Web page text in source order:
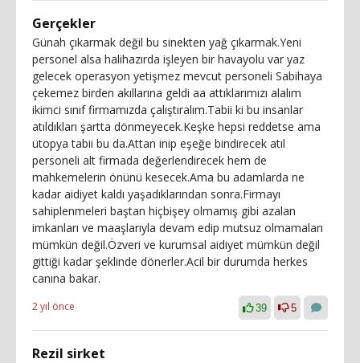
Gerçekler
Günah çıkarmak değil bu sinekten yağ çıkarmak.Yeni
personel alsa halihazırda işleyen bir havayolu var yaz
gelecek operasyon yetişmez mevcut personeli Sabihaya
çekemez birden akıllarına geldi aa attıklarımızı alalım
ikimci sınıf firmamızda çalıştıralım.Tabii ki bu insanlar
atıldıkları şartta dönmeyecek.Keşke hepsi reddetse ama
ütopya tabii bu da.Attan inip eşeğe bindirecek atıl
personeli alt firmada değerlendirecek hem de
mahkemelerin önünü kesecek.Ama bu adamlarda ne
kadar aidiyet kaldı yaşadıklarından sonra.Firmayı
sahiplenmeleri baştan hiçbişey olmamış gibi azalan
imkanları ve maaşlarıyla devam edip mutsuz olmamaları
mümkün değil.Özveri ve kurumsal aidiyet mümkün değil
gittiği kadar şeklinde dönerler.Acil bir durumda herkes
canına bakar.
2 yıl önce 39 5
Rezil sirket